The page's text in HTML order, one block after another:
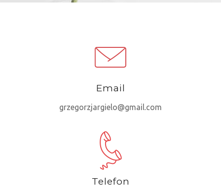
Email
grzegorzjargielo@gmail.com
Telefon